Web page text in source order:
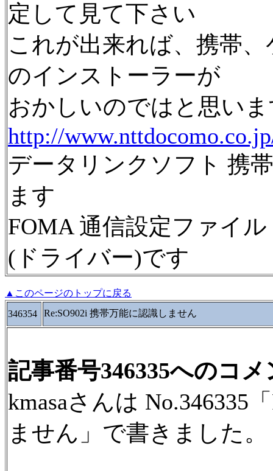
定して見て下さい
これが出来れば、携帯
のインストーラーが
おかしいのではと思い
http://
データリンクソフト 携
ます
FOMA 通信設定ファイ
(ドライバー)です
▲このページのトップに戻る
346354
Re:SO902i 携帯万能に認識しません
記事番号346335へのコメ
kmasaさんは No.346335
ません」で書きました。